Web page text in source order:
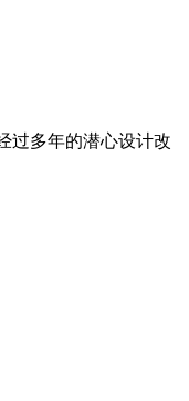
过多年的潜心设计改